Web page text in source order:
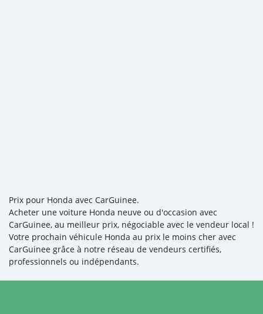
Prix pour Honda avec CarGuinee.
Acheter une voiture Honda neuve ou d'occasion avec
CarGuinee, au meilleur prix, négociable avec le vendeur local !
Votre prochain véhicule Honda au prix le moins cher avec
CarGuinee grâce à notre réseau de vendeurs certifiés,
professionnels ou indépendants.